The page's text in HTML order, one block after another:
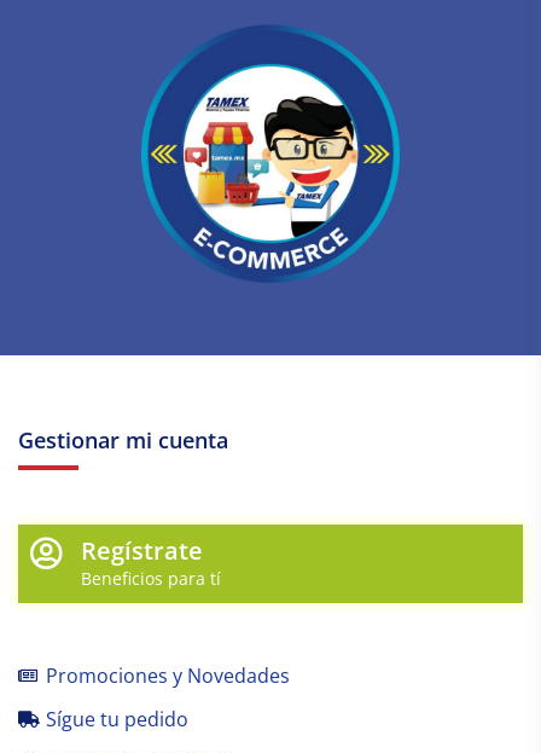
Gestionar mi cuenta
Regístrate
Beneficios para tí
Promociones y Novedades
Sígue tu pedido